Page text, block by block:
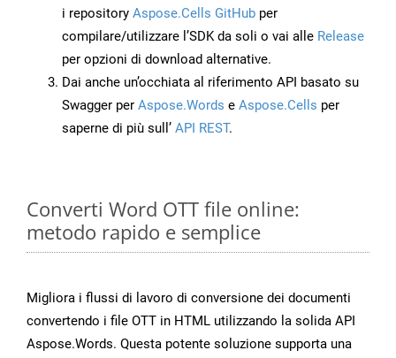
i repository Aspose.Cells GitHub per
compilare/utilizzare l’SDK da soli o vai alle Release
per opzioni di download alternative.
Dai anche un’occhiata al riferimento API basato su
Swagger per Aspose.Words e Aspose.Cells per
saperne di più sull’ API REST.
Converti Word OTT file online:
metodo rapido e semplice
Migliora i flussi di lavoro di conversione dei documenti
convertendo i file OTT in HTML utilizzando la solida API
Aspose.Words. Questa potente soluzione supporta una